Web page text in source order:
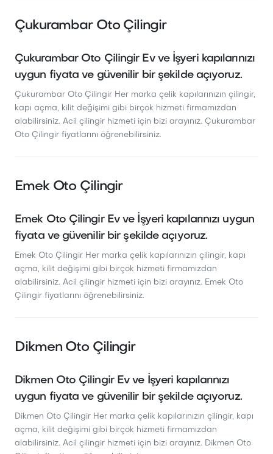
Çukurambar Oto Çilingir
Çukurambar Oto Çilingir Ev ve İşyeri kapılarınızı
uygun fiyata ve güvenilir bir şekilde açıyoruz.
Çukurambar Oto Çilingir Her marka çelik kapılarınızın çilingir,
kapı açma, kilit değişimi gibi birçok hizmeti firmamızdan
alabilirsiniz. Acil çilingir hizmeti için bizi arayınız. Çukurambar
Oto Çilingir fiyatlarını öğrenebilirsiniz.
Emek Oto Çilingir
Emek Oto Çilingir Ev ve İşyeri kapılarınızı uygun
fiyata ve güvenilir bir şekilde açıyoruz.
Emek Oto Çilingir Her marka çelik kapılarınızın çilingir, kapı
açma, kilit değişimi gibi birçok hizmeti firmamızdan
alabilirsiniz. Acil çilingir hizmeti için bizi arayınız. Emek Oto
Çilingir fiyatlarını öğrenebilirsiniz.
Dikmen Oto Çilingir
Dikmen Oto Çilingir Ev ve İşyeri kapılarınızı
uygun fiyata ve güvenilir bir şekilde açıyoruz.
Dikmen Oto Çilingir Her marka çelik kapılarınızın çilingir, kapı
açma, kilit değişimi gibi birçok hizmeti firmamızdan
alabilirsiniz. Acil çilingir hizmeti için bizi arayınız. Dikmen Oto